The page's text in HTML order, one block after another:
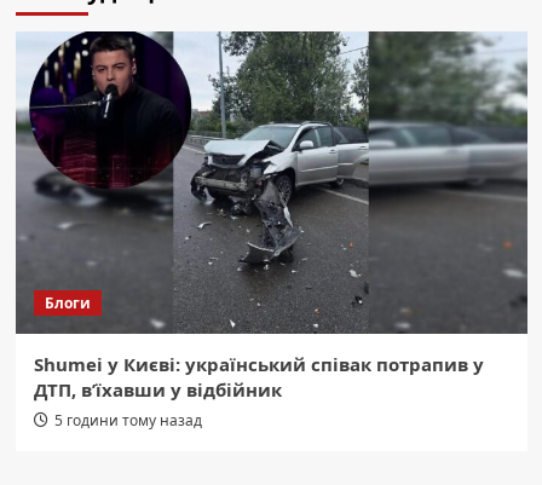
Блоги
Shumei у Києві: український співак потрапив у
ДТП, в’їхавши у відбійник
5 години тому назад